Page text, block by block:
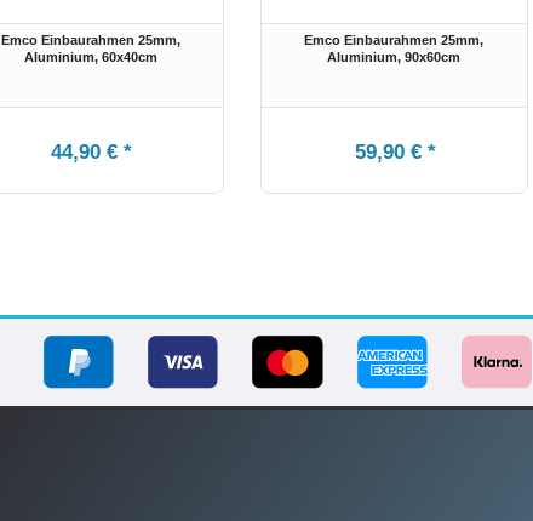
Emco Einbaurahmen 25mm,
Aluminium, 60x40cm
44,90 € *
Emco Einbaurahmen 25mm,
Aluminium, 90x60cm
59,90 € *